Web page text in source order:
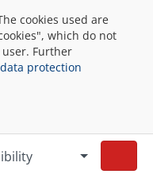
cookies used are
which do not
Further
data protection